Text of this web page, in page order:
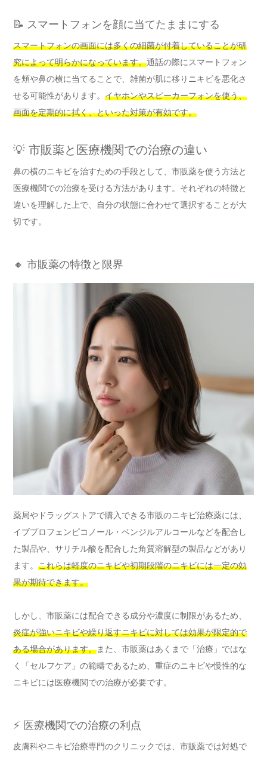
📝 スマートフォンを顔に当てたままにする
スマートフォンの画面には多くの細菌が付着していることが研
究によって明らかになっています。通話の際にスマートフォン
を頬や鼻の横に当てることで、雑菌が肌に移りニキビを悪化さ
せる可能性があります。 イヤホンやスピーカーフォンを使う、
画面を定期的に拭く、といった対策が有効です。
💡 市販薬と医療機関での治療の違い
鼻の横のニキビを治すための手段として、市販薬を使う方法と
医療機関での治療を受ける方法があります。それぞれの特徴と
違いを理解した上で、自分の状態に合わせて選択することが大
切です。
🔸 市販薬の特徴と限界
薬局やドラッグストアで購入できる市販のニキビ治療薬には、
イブプロフェンピコノール・ベンジルアルコールなどを配合し
た製品や、サリチル酸を配合した角質溶解型の製品などがあり
ます。 これらは軽度のニキビや初期段階のニキビには一定の効
果が期待できます。
しかし、市販薬には配合できる成分や濃度に制限があるため、
炎症が強いニキビや繰り返すニキビに対しては効果が限定的で
ある場合があります。また、市販薬はあくまで「治療」ではな
く「セルフケア」の範疇であるため、重症のニキビや慢性的な
ニキビには医療機関での治療が必要です。
⚡ 医療機関での治療の利点
皮膚科やニキビ治療専門のクリニックでは、市販薬では対処で